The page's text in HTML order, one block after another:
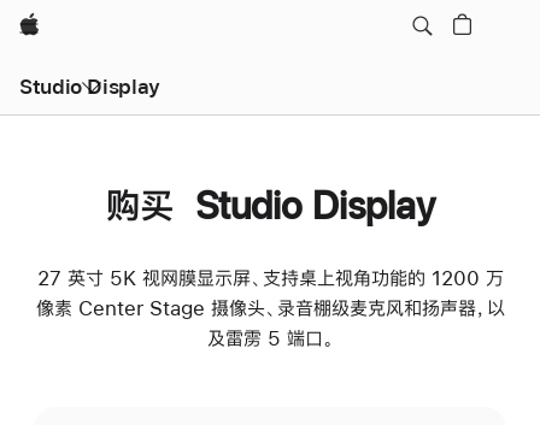
Apple
Studio Display
购买 Studio Display
27 英寸 5K 视网膜显示屏、支持桌上视角功能的 1200 万
像素 Center Stage 摄像头、录音棚级麦克风和扬声器，以
及雷雳 5 端口。